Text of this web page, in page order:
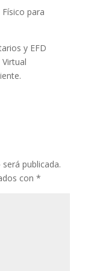
para
y EFD
publicada.
con *